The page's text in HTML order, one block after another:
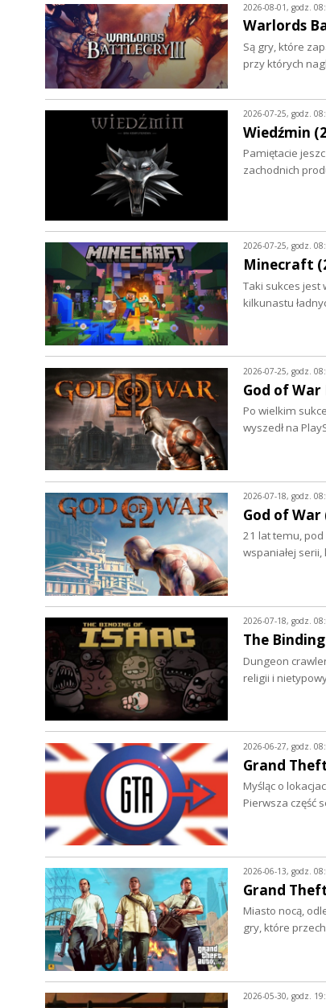
2026-08-01, godz.
Warlords
Są gry, które
przy których
2026-07-25, godz.
Wiedźmin
Pamiętacie
zachodnich
2026-07-25, godz.
Minecraft
Taki sukces jest
kilkunastu
2026-07-25, godz.
God of War
Po wielkim
wyszedł na
2026-07-18, godz.
God of War
21 lat temu, pod
wspaniałej
2026-07-18, godz.
The
Dungeon
religii i
2026-06-27, godz.
Grand
Myśląc o
Pierwsza część
2026-06-13, godz.
Grand
Miasto nocą,
gry, które
2026-05-30, godz.